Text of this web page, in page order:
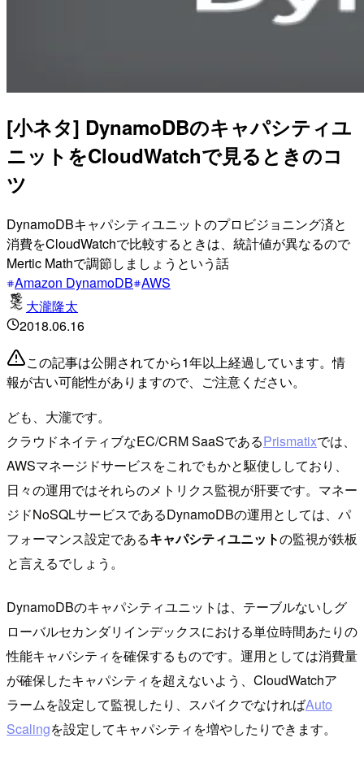
[小ネタ] DynamoDBのキャパシティユ
ニットをCloudWatchで見るときのコ
ツ
DynamoDBキャパシティユニットのプロビジョニング済と
消費をCloudWatchで比較するときは、統計値が異なるので
Mertic Mathで調節しましょうという話
Amazon DynamoDB AWS
大瀧隆太
2018.06.16
この記事は公開されてから1年以上経過しています。情
報が古い可能性がありますので、ご注意ください。
ども、大瀧です。
クラウドネイティブなEC/CRM SaaSであるPrismatixでは、
AWSマネージドサービスをこれでもかと駆使ししており、
日々の運用ではそれらのメトリクス監視が肝要です。マネー
ジドNoSQLサービスであるDynamoDBの運用としては、パ
フォーマンス設定であるキャパシティユニットの監視が鉄板
と言えるでしょう。
DynamoDBのキャパシティユニットは、テーブルないしグ
ローバルセカンダリインデックスにおける単位時間あたりの
性能キャパシティを確保するものです。運用としては消費量
が確保したキャパシティを超えないよう、CloudWatchア
ラームを設定して監視したり、スパイクでなければAuto
Scalingを設定してキャパシティを増やしたりできます。